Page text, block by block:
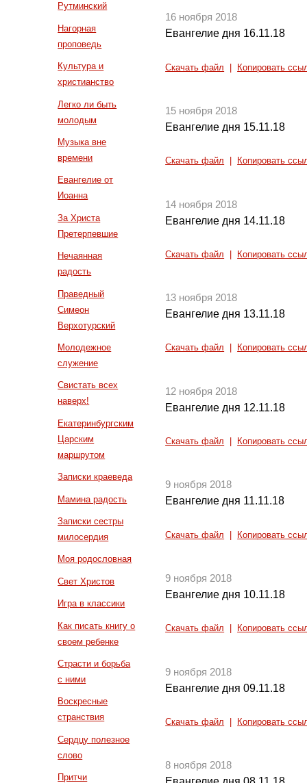
Рутминский
Нагорная
проповедь
Культура и
христианство
Легко ли быть
молодым
Музыка вне
времени
Евангелие от
Иоанна
За Христа
Претерпевшие
Нечаянная
радость
Праведный
Симеон
Верхотурский
Молодежное
служение
Свистать всех
наверх!
Екатеринбургским
Царским
маршрутом
Записки краеведа
Мамина радость
Записки сестры
милосердия
Моя родословная
Свет Христов
Игра в классики
Как писать книгу о
своем ребенке
Страсти и борьба
с ними
Воскресные
странствия
Сердцу полезное
слово
Притчи
16 ноября 2018
Евангелие дня 16.11.18
Скачать файл Копировать
15 ноября 2018
Евангелие дня 15.11.18
Скачать файл Копировать
14 ноября 2018
Евангелие дня 14.11.18
Скачать файл Копировать
13 ноября 2018
Евангелие дня 13.11.18
Скачать файл Копировать
12 ноября 2018
Евангелие дня 12.11.18
Скачать файл Копировать
9 ноября 2018
Евангелие дня 11.11.18
Скачать файл Копировать
9 ноября 2018
Евангелие дня 10.11.18
Скачать файл Копировать
9 ноября 2018
Евангелие дня 09.11.18
Скачать файл Копировать
8 ноября 2018